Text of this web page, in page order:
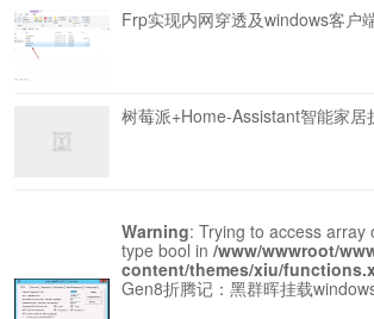
Frp实现内网穿透及windows客户
树莓派+Home-Assistant智能家居
Warning: Trying to access array
type bool in /www/wwwroot/
content/themes/xiu/
Gen8折腾记：黑群晖挂载